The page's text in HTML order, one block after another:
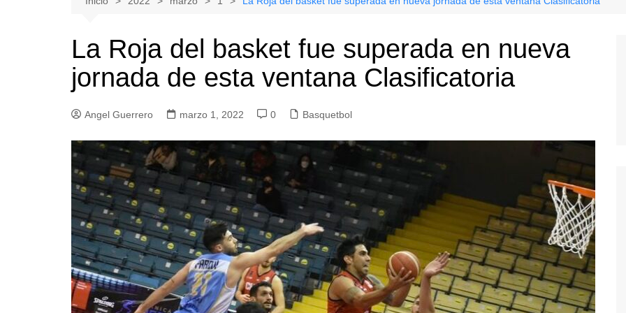
Tenis
Boxeo
Gimnasia
Licantén
Sagrada Familia
Teno
Vichuquén
La Roja del basket fue superada en nueva
jornada de esta ventana Clasificatoria
Angel Guerrero marzo 1, 2022 0 Basquetbol